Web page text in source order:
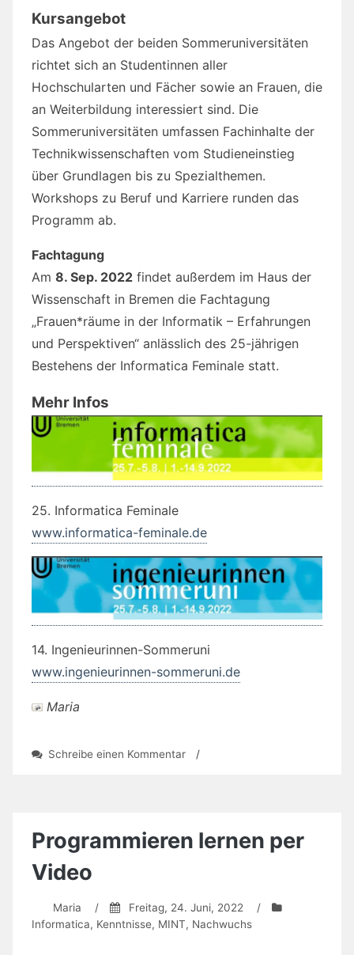
Kursangebot
Das Angebot der beiden Sommeruniversitäten
richtet sich an Studentinnen aller
Hochschularten und Fächer sowie an Frauen, die
an Weiterbildung interessiert sind. Die
Sommeruniversitäten umfassen Fachinhalte der
Technikwissenschaften vom Studieneinstieg
über Grundlagen bis zu Spezialthemen.
Workshops zu Beruf und Karriere runden das
Programm ab.
Fachtagung
Am 8. Sep. 2022 findet außerdem im Haus der
Wissenschaft in Bremen die Fachtagung
„Frauen*räume in der Informatik – Erfahrungen
und Perspektiven“ anlässlich des 25-jährigen
Bestehens der Informatica Feminale statt.
Mehr Infos
25. Informatica Feminale
www.informatica-feminale.de
14. Ingenieurinnen-Sommeruni
www.ingenieurinnen-sommeruni.de
Maria
Schreibe einen Kommentarzu
später
mehr
/
Programmieren lernen per
Video
Maria / Freitag, 24. Juni, 2022
/
Informatica, Kenntnisse, MINT, Nachwuchs